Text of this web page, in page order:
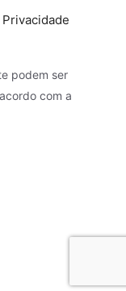
podem ser
com a